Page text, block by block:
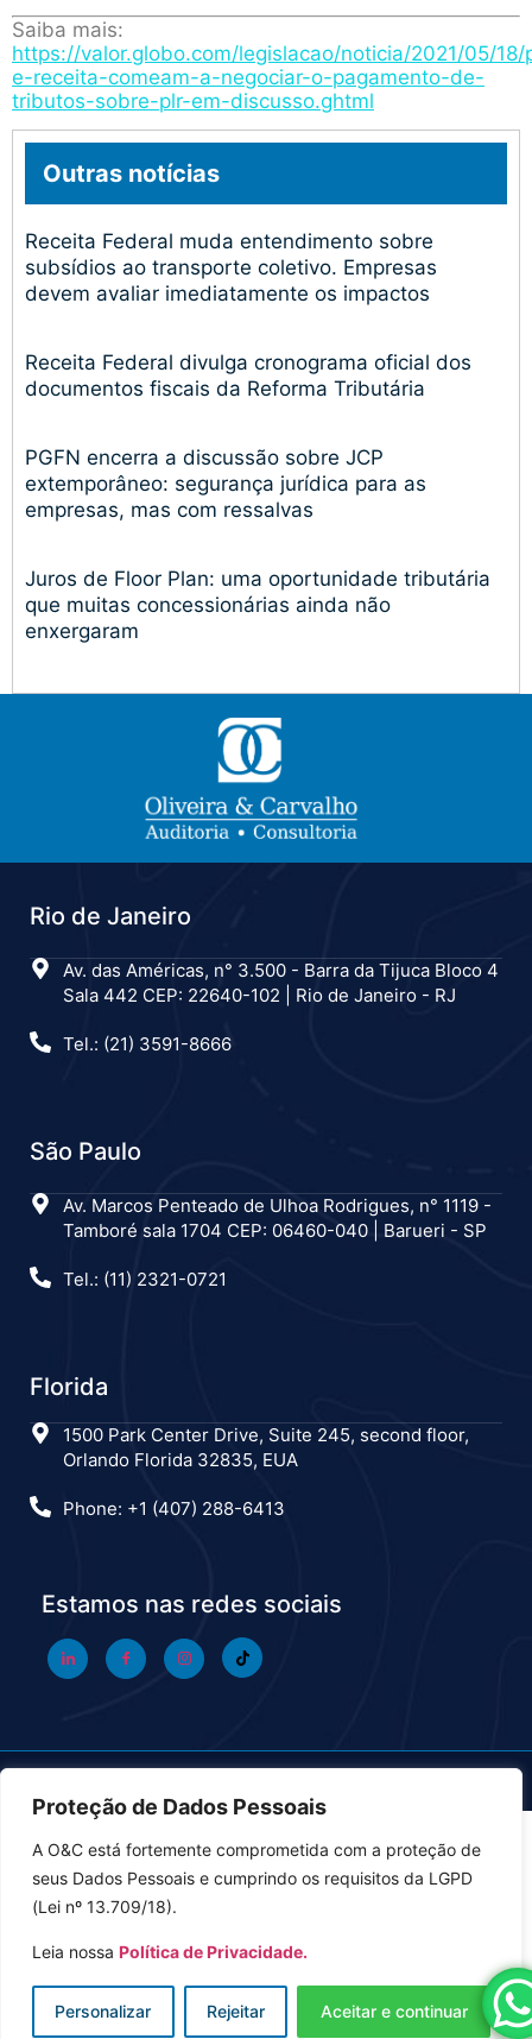
Proteção de Dados Pessoais
A O&C está fortemente comprometida com a proteção de
seus Dados Pessoais e cumprindo os requisitos da LGPD
(Lei nº 13.709/18).
Leia nossa Política de Privacidade.
Personalizar Rejeitar Aceitar e continuar
Saiba mais:
https://valor.globo.com/legislacao/noticia/2021/05/
e-receita-comeam-a-negociar-o-pagamento-de-
tributos-sobre-plr-em-discusso.ghtml
Outras notícias
Receita Federal muda entendimento sobre
subsídios ao transporte coletivo. Empresas
devem avaliar imediatamente os impactos
Receita Federal divulga cronograma oficial dos
documentos fiscais da Reforma Tributária
PGFN encerra a discussão sobre JCP
extemporâneo: segurança jurídica para as
empresas, mas com ressalvas
Juros de Floor Plan: uma oportunidade tributária
que muitas concessionárias ainda não
enxergaram
Rio de Janeiro
Av. das Américas, n° 3.500 - Barra da Tijuca Bloco 4
Sala 442 CEP: 22640-102 | Rio de Janeiro - RJ
Tel.: (21) 3591-8666
São Paulo
Av. Marcos Penteado de Ulhoa Rodrigues, n° 1119 -
Tamboré sala 1704 CEP: 06460-040 | Barueri - SP
Tel.: (11) 2321-0721
Florida
1500 Park Center Drive, Suite 245, second floor,
Orlando Florida 32835, EUA
Phone: +1 (407) 288-6413
Estamos nas redes sociais